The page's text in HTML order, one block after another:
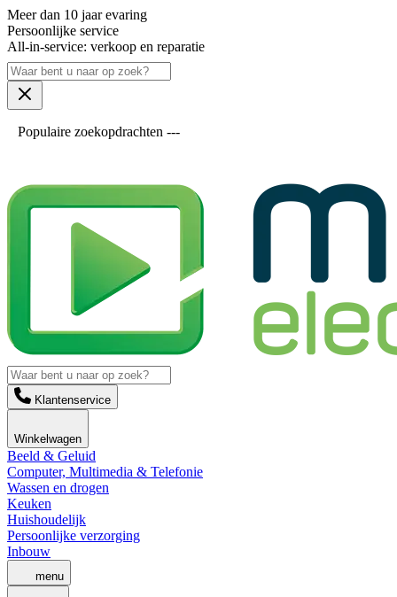
Meer dan 10 jaar evaring
Persoonlijke service
All-in-service: verkoop en reparatie
Populaire zoekopdrachten ---
Klantenservice
Winkelwagen
Beeld & Geluid
Computer, Multimedia & Telefonie
Wassen en drogen
Keuken
Huishoudelijk
Persoonlijke verzorging
Inbouw
menu